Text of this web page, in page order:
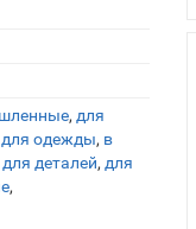
, для
для одежды, в
для деталей, для
,